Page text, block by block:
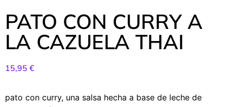
PATO CON CURRY A
LA CAZUELA THAI
15,95 €
pato con curry, una salsa hecha a base de leche de